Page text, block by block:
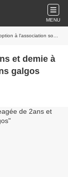
MENU
sos chiens galgos
et demie à
galgos